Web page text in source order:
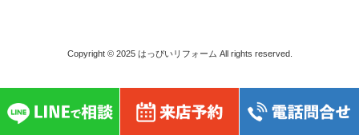
Copyright © 2025 はっぴいリフォーム All rights reserved.